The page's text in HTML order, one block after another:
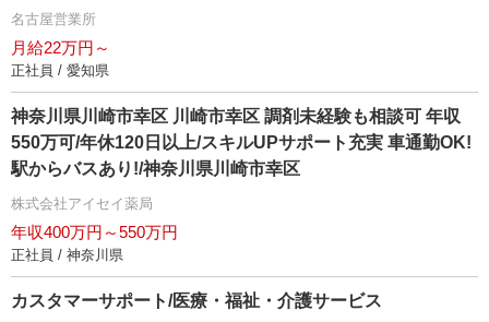
名古屋営業所
月給22万円～
正社員 / 愛知県
神奈川県川崎市幸区 川崎市幸区 調剤未経験も相談可 年収
550万可/年休120日以上/スキルUPサポート充実 車通勤OK!
駅からバスあり!/神奈川県川崎市幸区
株式会社アイセイ薬局
年収400万円～550万円
正社員 / 神奈川県
カスタマーサポート/医療・福祉・介護サービス